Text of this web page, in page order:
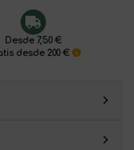
Desde 7,50 €
desde 200 €